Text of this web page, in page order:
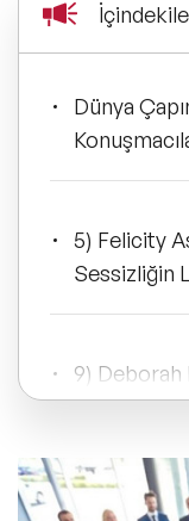
Pazarlama
Mindfulness
Cinsiyet
ve
Tüm Konular
🔥 Global
Sıkça
Dünya
5) Felicity
Sessizliğin
9) Deborah
Liderliğin
Liderlik